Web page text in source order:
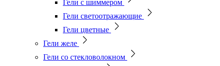
Гели с шиммером
Гели светоотражающие
Гели цветные
Гели желе
Гели со стекловолокном